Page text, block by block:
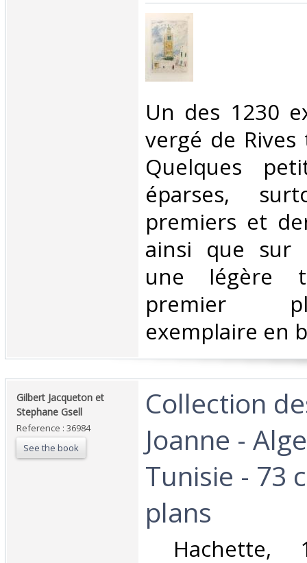
‎Un des 1230
vergé de Rives
Quelques
éparses,
premiers et
ainsi que sur
une légère
premier
exemplaire en
‎Gilbert Jacqueton et
Stephane Gsell ‎
Reference : 36984
See the book
‎Collection
Joanne -
Tunisie - 73
plans ‎
Hachette,